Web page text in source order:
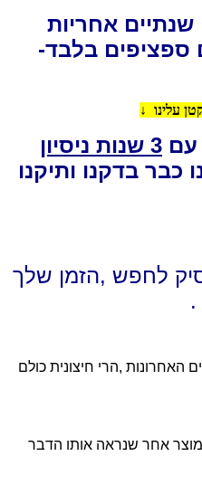
שנתיים אחריות
ספציפים בלבד-
עלינו ↓
עם
3 שנות ניסיון
כבר בדקנו ותיקנו
לחפש ,הזמן שלך
בשנים האחרונות ,הרי חיצונית כולם
עולה 2500 ש"ח ומוצר אחר שנראה אותו הדבר